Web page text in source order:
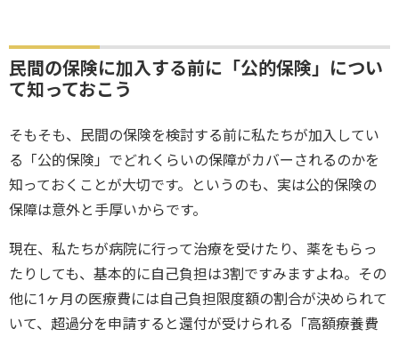
民間の保険に加入する前に「公的保険」につい
て知っておこう
そもそも、民間の保険を検討する前に私たちが加入してい
る「公的保険」でどれくらいの保障がカバーされるのかを
知っておくことが大切です。というのも、実は公的保険の
保障は意外と手厚いからです。
現在、私たちが病院に行って治療を受けたり、薬をもらっ
たりしても、基本的に自己負担は3割ですみますよね。その
他に1ヶ月の医療費には自己負担限度額の割合が決められて
いて、超過分を申請すると還付が受けられる「高額療養費